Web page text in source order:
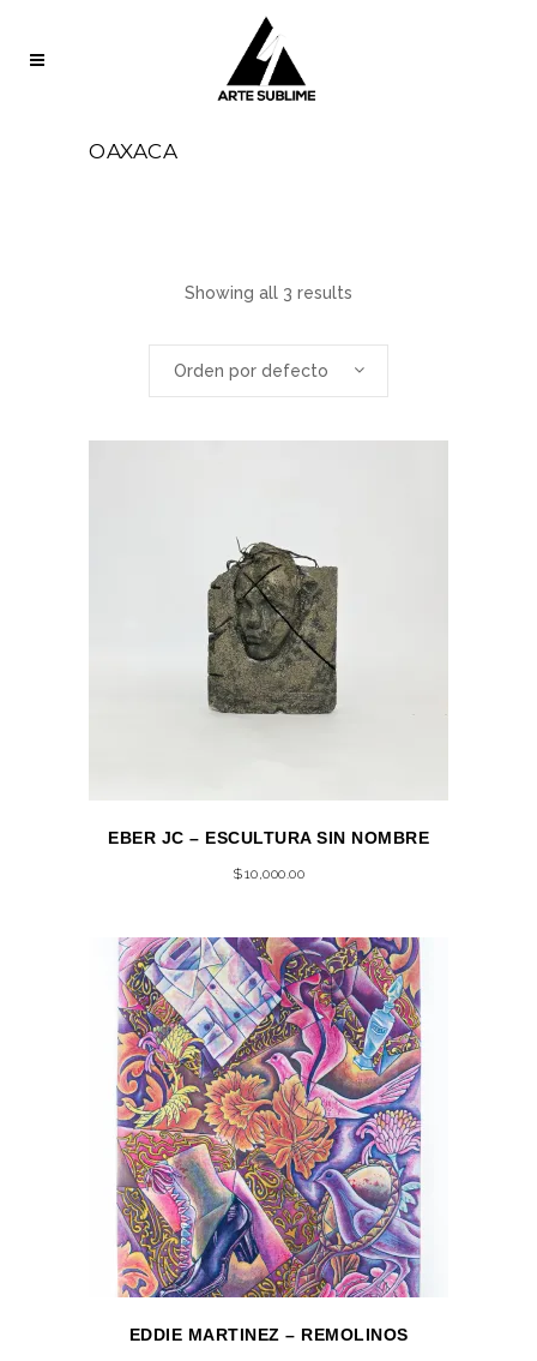
OAXACA
Showing all 3 results
Orden por defecto
EBER JC – ESCULTURA SIN NOMBRE
$10,000.00
EDDIE MARTINEZ – REMOLINOS